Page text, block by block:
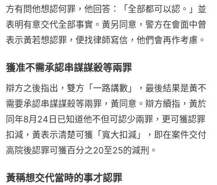
方有問他想認何罪，他回答：「全部都可以認。」並
表明有意交代全部事實。黃另同意，警方在會面中曾
表示黃若想認罪，便找律師寫信，他們會再作考慮。
獲准不需承認串謀謀殺等兩罪
辯方之後指出，雙方「一路講數」，最後結果是黃不
需要承認串謀謀殺等兩罪，黃同意。辯方續指，黃於
同年8月24日已知道他不但可認少兩罪，更可獲認罪
扣減，黃表示清楚可獲「寬大扣減」，即在案件交付
高院後認罪可獲百分之20至25的減刑。
黃稱想交代當時的事才認罪